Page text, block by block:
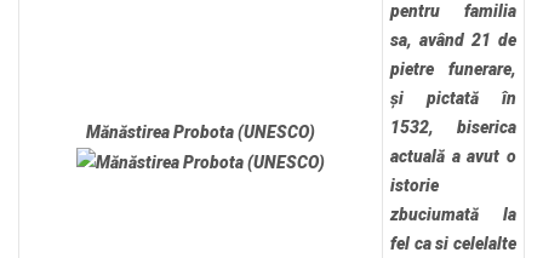
Mănăstirea Probota (UNESCO)
pentru familia
sa, având 21 de
pietre funerare,
și pictată în
1532, biserica
actuală a avut o
istorie
zbuciumată la
fel ca si celelalte